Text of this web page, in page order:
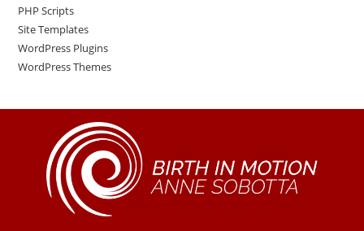
PHP Scripts
Site Templates
WordPress Plugins
WordPress Themes